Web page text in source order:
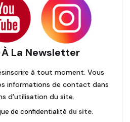
La Newsletter
à tout moment. Vous
informations de contact dans
d'utilisation du site.
de confidentialité du site.